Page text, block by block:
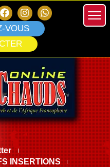
VOUS
INSERTIONS